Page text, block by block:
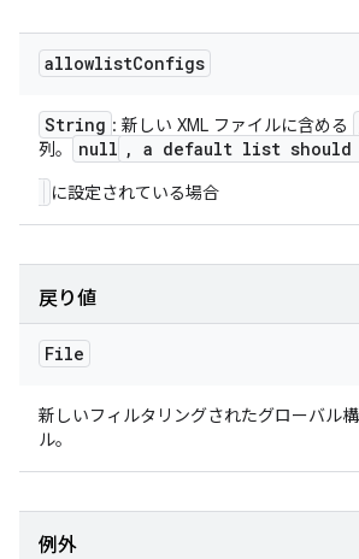
allowlistConfigs
String : 新しい XML ファイルに含める
列。
null , a default list should
に設定されている場合
戻り値
File
新しいフィルタリングされたグローバル
ル。
例外